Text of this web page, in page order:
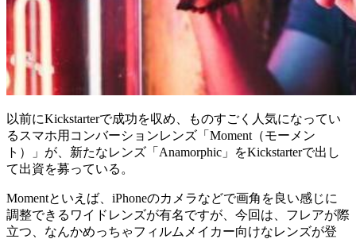
以前にKickstarterで成功を収め、ものすごく人気になってい
るスマホ用コンバーションレンズ「Moment（モーメン
ト）」が、新たなレンズ「Anamorphic」をKickstarterで出し
て出資を募っている。
Momentといえば、iPhoneのカメラなどで画角を良い感じに
調整できるワイドレンズが有名ですが、今回は、フレアが際
立つ、なんかめっちゃフィルムメイカー向けなレンズが登